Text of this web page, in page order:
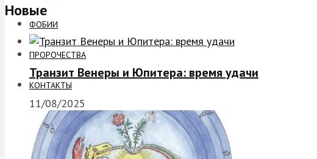
ФОБИИ
ПРОРОЧЕСТВА
КОНТАКТЫ
Новые
Транзит Венеры и Юпитера: время удачи
11/08/2025